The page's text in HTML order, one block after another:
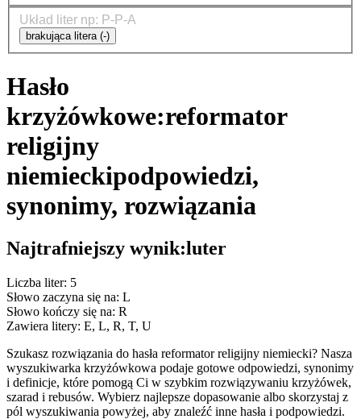
brakująca litera (-)
Hasło
krzyżówkowe:reformator
religijny
niemieckipodpowiedzi,
synonimy, rozwiązania
Najtrafniejszy wynik:luter
Liczba liter: 5
Słowo zaczyna się na: L
Słowo kończy się na: R
Zawiera litery: E, L, R, T, U
Szukasz rozwiązania do hasła reformator religijny niemiecki? Nasza
wyszukiwarka krzyżówkowa podaje gotowe odpowiedzi, synonimy
i definicje, które pomogą Ci w szybkim rozwiązywaniu krzyżówek,
szarad i rebusów. Wybierz najlepsze dopasowanie albo skorzystaj z
pól wyszukiwania powyżej, aby znaleźć inne hasła i podpowiedzi.